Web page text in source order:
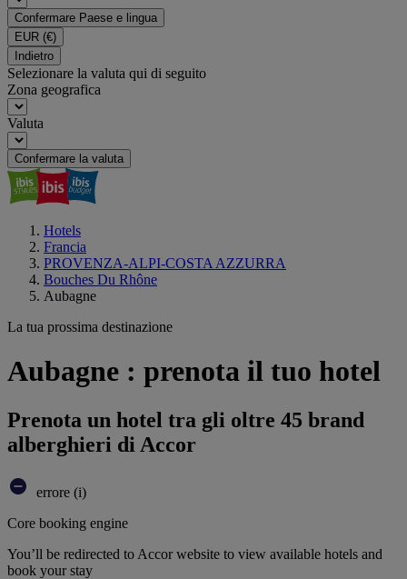
Confermare Paese e lingua
EUR (€)
Indietro
Selezionare la valuta qui di seguito
Zona geografica
Valuta
Confermare la valuta
Hotels
Francia
PROVENZA-ALPI-COSTA AZZURRA
Bouches Du Rhône
Aubagne
La tua prossima destinazione
Aubagne : prenota il tuo hotel
Prenota un hotel tra gli oltre 45 brand
alberghieri di Accor
errore (i)
Core booking engine
You’ll be redirected to Accor website to view available hotels and
book your stay